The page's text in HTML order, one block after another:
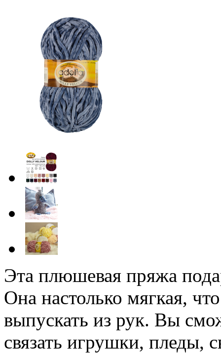
Эта плюшевая пряжа
Она настолько мягкая,
выпускать из рук. Вы
связать игрушки, пледы,